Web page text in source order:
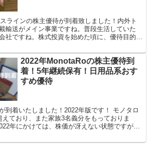
ラインの株主優待が到着致しました！内外ト
輸送がメイン事業ですね。普段生活していた
社ですね。株式投資を始めた頃に、優待目的で
2022年MonotaRoの株主優待到
着！5年継続保有！日用品系おす
すめ優待
到着いたしました！2022年版です！ モノタロ
ており、また家族3名義分をもっておりま
年にかけては、株価が冴えない状態ですが、